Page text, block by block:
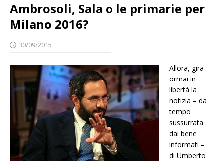
Ambrosoli, Sala o le primarie per
Milano 2016?
30/09/2015
Allora, gira
ormai in
libertà la
notizia – da
tempo
sussurrata
dai bene
informati –
di Umberto